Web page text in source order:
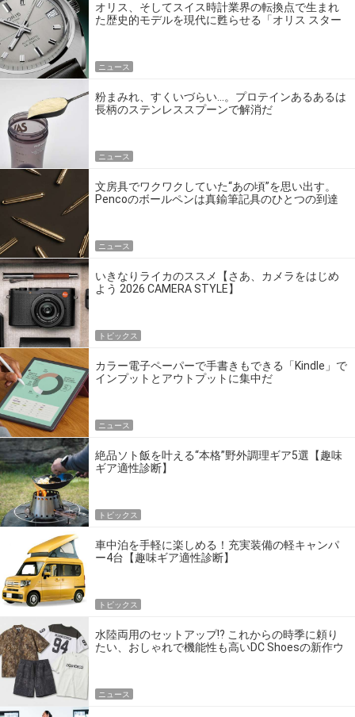
オリス、そしてスイス時計業界の転換点で生まれ
た歴史的モデルを現代に甦らせる「オリス スター
ニュース
粉まみれ、すくいづらい…。プロテインあるあるは
長柄のステンレススプーンで解消だ
ニュース
文房具でワクワクしていた“あの頃”を思い出す。
Pencoのボールペンは真鍮筆記具のひとつの到達
ニュース
いきなりライカのススメ【さあ、カメラをはじめ
よう 2026 CAMERA STYLE】
トピックス
カラー電子ペーパーで手書きもできる「Kindle」で
インプットとアウトプットに集中だ
ニュース
絶品ソト飯を叶える“本格”野外調理ギア5選【趣味
ギア適性診断】
トピックス
車中泊を手軽に楽しめる！充実装備の軽キャンパ
ー4台【趣味ギア適性診断】
トピックス
水陸両用のセットアップ!? これからの時季に頼り
たい、おしゃれで機能性も高いDC Shoesの新作ウ
ニュース